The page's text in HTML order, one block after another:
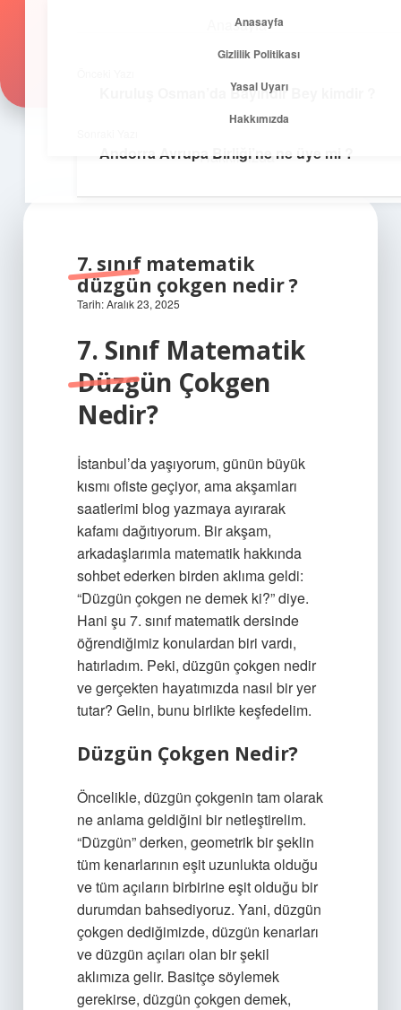
Anasayfa
Yasal Uyarı
Hakkımızda
Zirvedeki Fikirler
7. sınıf matematik
düzgün çokgen nedir ?
Tarih: Aralık 23, 2025
7. Sınıf Matematik
Düzgün Çokgen
Nedir?
İstanbul’da yaşıyorum, günün büyük
kısmı ofiste geçiyor, ama akşamları
saatlerimi blog yazmaya ayırarak
kafamı dağıtıyorum. Bir akşam,
arkadaşlarımla matematik hakkında
sohbet ederken birden aklıma geldi:
“Düzgün çokgen ne demek ki?” diye.
Hani şu 7. sınıf matematik dersinde
öğrendiğimiz konulardan biri vardı,
hatırladım. Peki, düzgün çokgen nedir
ve gerçekten hayatımızda nasıl bir yer
tutar? Gelin, bunu birlikte keşfedelim.
Düzgün Çokgen Nedir?
Öncelikle, düzgün çokgenin tam olarak
ne anlama geldiğini bir netleştirelim.
“Düzgün” derken, geometrik bir şeklin
tüm kenarlarının eşit uzunlukta olduğu
ve tüm açıların birbirine eşit olduğu bir
durumdan bahsediyoruz. Yani, düzgün
çokgen dediğimizde, düzgün kenarları
ve düzgün açıları olan bir şekil
aklımıza gelir. Basitçe söylemek
gerekirse, düzgün çokgen demek,
Kuruluş Osman’da Bayındır Bey kimdir ?
Andorra Avrupa Birliği’ne ne üye mi ?
Anasayfa
Gizlilik Politikası
Yasal Uyarı
Hakkımızda